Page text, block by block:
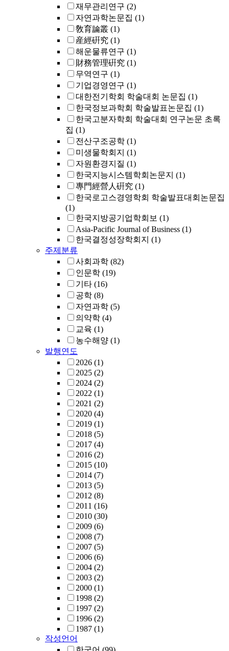
재무관리연구 (2)
자연과학논문집 (1)
敎育論叢 (1)
産經硏究 (1)
해운물류연구 (1)
財務管理硏究 (1)
무역연구 (1)
기업경영연구 (1)
대한전기학회 학술대회 논문집 (1)
한국정보과학회 학술발표논문집 (1)
한국고분자학회 학술대회 연구논문 초록
집 (1)
전산구조공학 (1)
미생물학회지 (1)
자원환경지질 (1)
한국지능시스템학회논문지 (1)
專門經營人硏究 (1)
한국로고스경영학회 학술발표대회논문집
(1)
한국지방공기업학회보 (1)
Asia-Pacific Journal of Business (1)
한국결정성장학회지 (1)
주제분류
사회과학 (82)
인문학 (19)
기타 (16)
공학 (8)
자연과학 (5)
의약학 (4)
교육 (1)
농수해양 (1)
발행연도
2026 (1)
2025 (2)
2024 (2)
2022 (1)
2021 (2)
2020 (4)
2019 (1)
2018 (5)
2017 (4)
2016 (2)
2015 (10)
2014 (7)
2013 (5)
2012 (8)
2011 (16)
2010 (30)
2009 (6)
2008 (7)
2007 (5)
2006 (6)
2004 (2)
2003 (2)
2000 (1)
1998 (2)
1997 (2)
1996 (2)
1987 (1)
작성언어